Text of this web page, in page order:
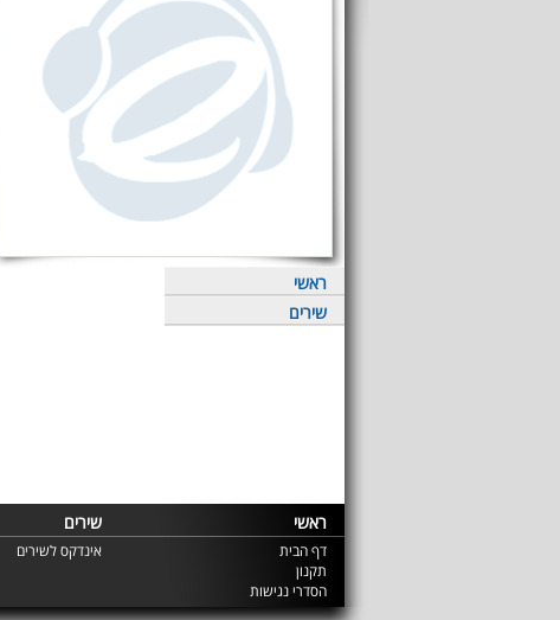
ראשי
שירים
ראשי שירים
דף הבית
תקנון
הסדרי נגישות
אינדקס לשירים